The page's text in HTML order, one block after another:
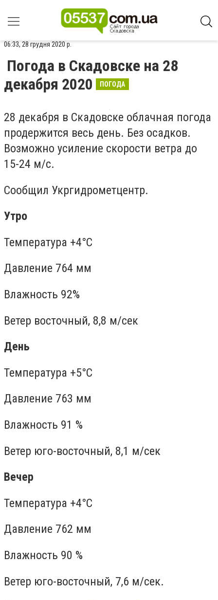
06:33, 28 грудня 2020 р.
Погода в Скадовске на 28
декабря 2020
ПОГОДА
28 декабря в Скадовске облачная погода
продержится весь день. Без осадков.
Возможно усиление скорости ветра до
15-24 м/с.
Сообщил Укргидрометцентр.
Утро
Температура +4°C
Давление 764 мм
Влажность 92%
Ветер восточный, 8,8 м/сек
День
Температура +5°C
Давление 763 мм
Влажность 91 %
Ветер юго-восточный, 8,1 м/сек
Вечер
Температура +4°C
Давление 762 мм
Влажность 90 %
Ветер юго-восточный, 7,6 м/сек.